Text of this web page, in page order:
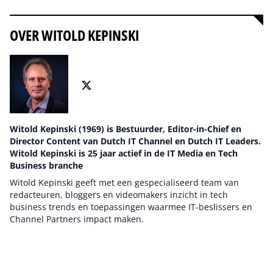
OVER WITOLD KEPINSKI
Witold Kepinski (1969) is Bestuurder, Editor-in-Chief en
Director Content van Dutch IT Channel en Dutch IT Leaders.
Witold Kepinski is 25 jaar actief in de IT Media en Tech
Business branche
Witold Kepinski geeft met een gespecialiseerd team van
redacteuren, bloggers en videomakers inzicht in tech
business trends en toepassingen waarmee IT-beslissers en
Channel Partners impact maken.